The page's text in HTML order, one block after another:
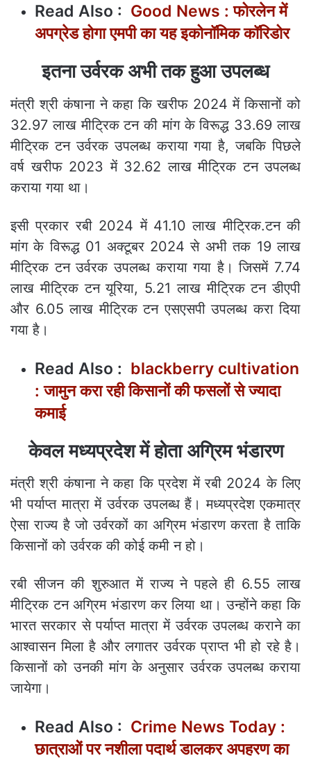
Read Also : Good News : फोरलेन में
अपग्रेड होगा एमपी का यह इकोनॉमिक कॉरिडोर
इतना उर्वरक अभी तक हुआ उपलब्ध
मंत्री श्री कंषाना ने कहा कि खरीफ 2024 में किसानों को
32.97 लाख मीट्रिक टन की मांग के विरूद्ध 33.69 लाख
मीट्रिक टन उर्वरक उपलब्ध कराया गया है, जबकि पिछले
वर्ष खरीफ 2023 में 32.62 लाख मीट्रिक टन उपलब्ध
कराया गया था।
इसी प्रकार रबी 2024 में 41.10 लाख मीट्रिक.टन की
मांग के विरूद्ध 01 अक्टूबर 2024 से अभी तक 19 लाख
मीट्रिक टन उर्वरक उपलब्ध कराया गया है। जिसमें 7.74
लाख मीट्रिक टन यूरिया, 5.21 लाख मीट्रिक टन डीएपी
और 6.05 लाख मीट्रिक टन एसएसपी उपलब्ध करा दिया
गया है।
Read Also : blackberry cultivation
: जामुन करा रही किसानों की फसलों से ज्यादा
कमाई
केवल मध्यप्रदेश में होता अग्रिम भंडारण
मंत्री श्री कंषाना ने कहा कि प्रदेश में रबी 2024 के लिए
भी पर्याप्त मात्रा में उर्वरक उपलब्ध हैं। मध्यप्रदेश एकमात्र
ऐसा राज्य है जो उर्वरकों का अग्रिम भंडारण करता है ताकि
किसानों को उर्वरक की कोई कमी न हो।
रबी सीजन की शुरुआत में राज्य ने पहले ही 6.55 लाख
मीट्रिक टन अग्रिम भंडारण कर लिया था। उन्होंने कहा कि
भारत सरकार से पर्याप्त मात्रा में उर्वरक उपलब्ध कराने का
आश्वासन मिला है और लगातर उर्वरक प्राप्त भी हो रहे है।
किसानों को उनकी मांग के अनुसार उर्वरक उपलब्ध कराया
जायेगा।
Read Also : Crime News Today :
छात्राओं पर नशीला पदार्थ डालकर अपहरण का